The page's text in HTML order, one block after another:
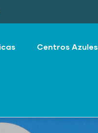
Centros Azules